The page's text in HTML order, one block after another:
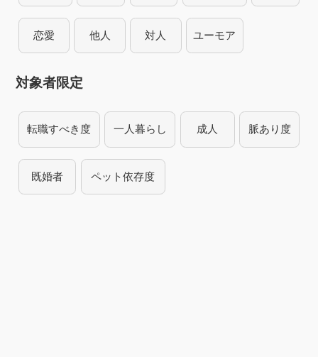
恋愛 他人 対人 ユーモア
対象者限定
転職すべき度 一人暮らし 成人 脈あり度
既婚者 ペット依存度